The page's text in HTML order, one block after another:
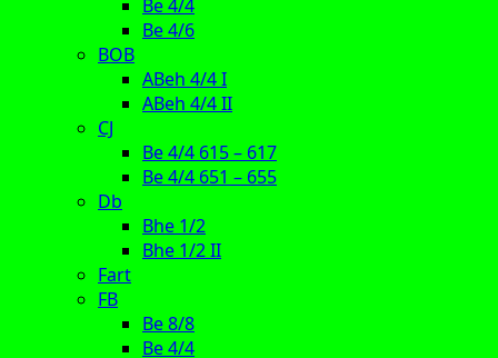
Be 4/4
Be 4/6
BOB
ABeh 4/4 I
ABeh 4/4 II
CJ
Be 4/4 615 – 617
Be 4/4 651 – 655
Db
Bhe 1/2
Bhe 1/2 II
Fart
FB
Be 8/8
Be 4/4